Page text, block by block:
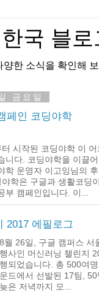
국 블로
한 소식을 확인해
금요일
페인 코딩야학
시작된 코딩야학 이
니다. 코딩야학을 이끌
학 운영자 이고잉님의
야학은 구글과 생활코딩
부 캠페인입니다. 이...
2017 에필로그
월 26일, 구글 캠퍼스 서
사인 머신러닝 챌린지
되었습니다. 총 500여
드에서 선발된 17팀,
은 저녁까지 모...